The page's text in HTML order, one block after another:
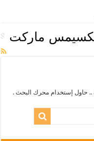
ماركت
.. حاول إستخدام محرك البحث .